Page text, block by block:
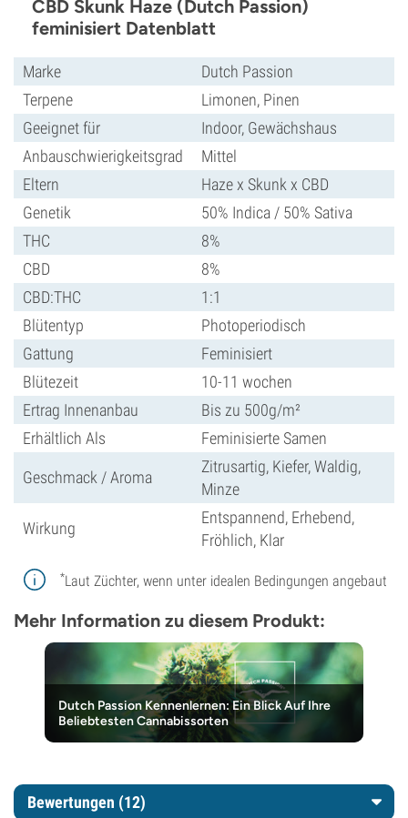
CBD Skunk Haze (Dutch Passion)
feminisiert Datenblatt
Marke
Dutch Passion
Terpene
Limonen, Pinen
Geeignet für
Indoor, Gewächshaus
Anbauschwierigkeitsgrad
Mittel
Eltern
Haze x Skunk x CBD
Genetik
50% Indica / 50% Sativa
THC
8%
CBD
8%
CBD:THC
1:1
Blütentyp
Photoperiodisch
Gattung
Feminisiert
Blütezeit
10-11 wochen
Ertrag Innenanbau
Bis zu 500g/m²
Erhältlich Als
Feminisierte Samen
Geschmack / Aroma
Zitrusartig, Kiefer, Waldig,
Minze
Wirkung
Entspannend, Erhebend,
Fröhlich, Klar
*Laut Züchter, wenn unter idealen Bedingungen angebaut
Mehr Information zu diesem Produkt:
Dutch Passion Kennenlernen: Ein Blick Auf Ihre
Beliebtesten Cannabissorten
Bewertungen (12)